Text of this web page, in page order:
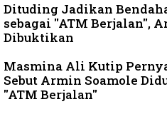
Dituding Jadikan
sebagai "ATM Berjalan",
Dibuktikan
Masmina Ali Kutip
Sebut Armin Soamole
"ATM Berjalan"